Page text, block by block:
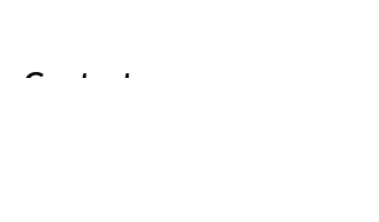
Contact us